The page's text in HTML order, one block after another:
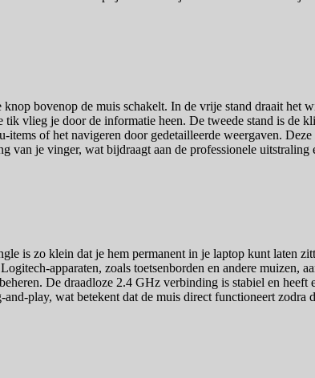
bovenop de muis schakelt. In de vrije stand draait het
vlieg je door de informatie heen. De tweede stand is
of het navigeren door gedetailleerde weergaven.
je vinger, wat bijdraagt aan de professionele
is zo klein dat je hem permanent in je laptop kunt laten
apparaten, zoals toetsenborden en andere muizen,
De draadloze 2.4 GHz verbinding is stabiel en
play, wat betekent dat de muis direct functioneert zodra